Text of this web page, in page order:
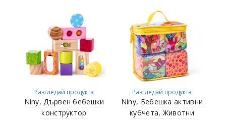
Разгледай продукта
Niny, Дървен бебешки
конструктор
Разгледай продукта
Niny, Бебешка активни
кубчета, Животни